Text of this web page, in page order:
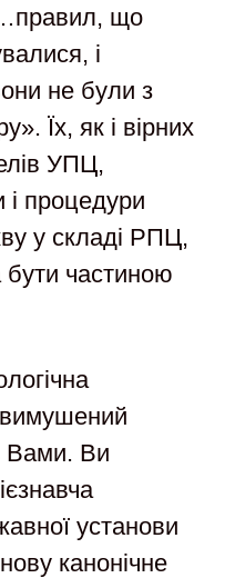
що
і
не були з
Їх, як і вірних
УПЦ,
і процедури
у складі РПЦ,
частиною
Вами. Ви
установи
канонічне